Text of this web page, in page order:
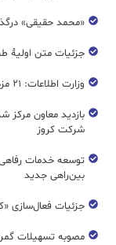
«محمد حقیقی»
جزئیات متن اولیۀ
وزارت اطلاعات: ۲۱ مزدور موساد و ۴ شرور مسلح در کرمان بازداشت شدند
بازدید معاون
شرکت کروز
بین‌راهی جدید
جزئیات فعال‌سازی
مصوبه تسهیلات